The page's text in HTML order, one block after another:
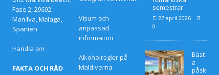
pres
Fase 2, 29692
Manilva, Malaga,
Spanien
Handla om
FAKTA OCH RÅD
Visum och
anpassad
information
Alkoholregler på
Maldiverna
semestrar
27 april 2026
0
Bäst
a
påsk